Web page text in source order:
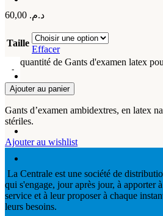
د.م.
Taille
Effacer
quantité de Gants d'examen latex
Ajouter au panier
Gants d’examen ambidextres, en latex
stériles.
Ajouter au wishlist
La Centrale est une société de
qui s'engage, jour après jour, à apporter
service et à leur proposer à chaque
leurs besoins.